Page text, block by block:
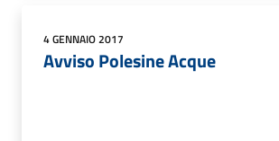
4 GENNAIO 2017
Avviso Polesine Acque